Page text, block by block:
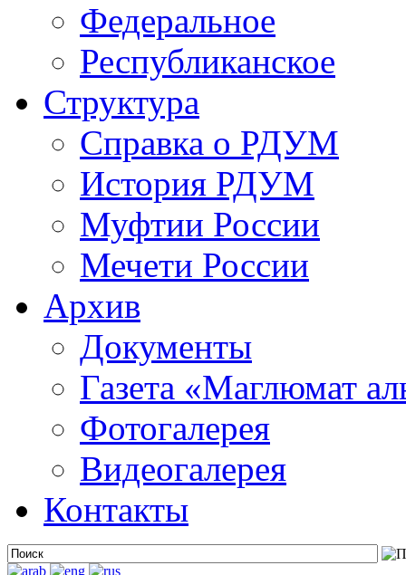
Федеральное
Республиканское
Структура
Справка о РДУМ
История РДУМ
Муфтии России
Мечети России
Архив
Документы
Газета «Маглюмат
Фотогалерея
Видеогалерея
Контакты